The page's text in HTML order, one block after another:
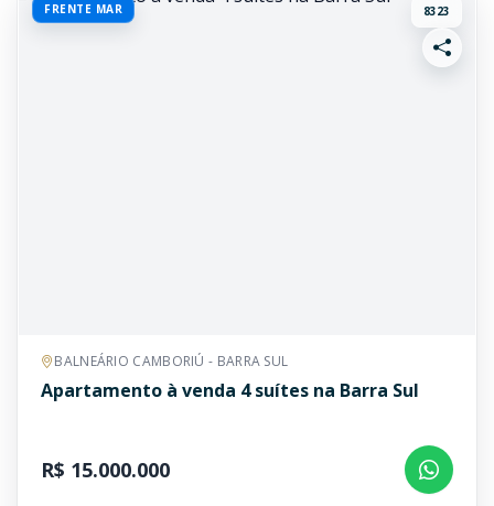
FRENTE MAR 8323
BALNEÁRIO CAMBORIÚ - BARRA SUL
Apartamento à venda 4 suítes na Barra Sul
R$ 15.000.000